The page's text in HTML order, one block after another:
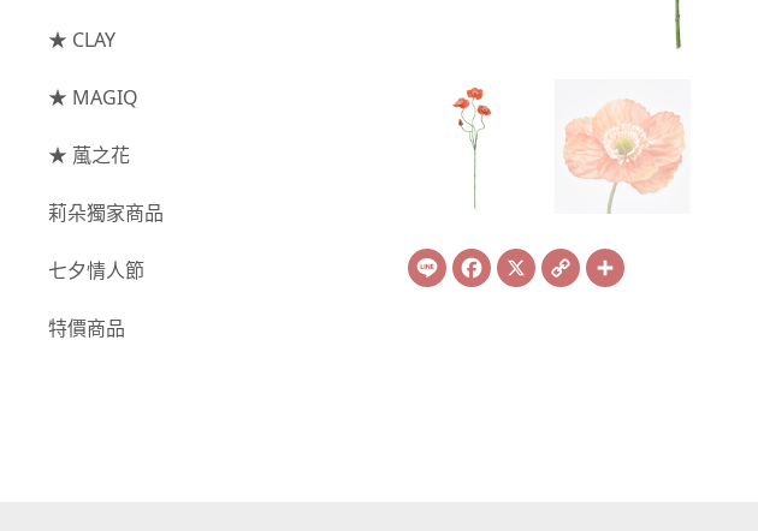
- 庭園玫瑰
- 其他玫瑰
主花
菊花
-
蘭花⧸大理花
康乃馨
提籃
★ CLAY
★ MAGIQ
★ 葻之花
莉朵獨家商品
七夕情人節
特價商品
Line Facebook
X Copy
Link